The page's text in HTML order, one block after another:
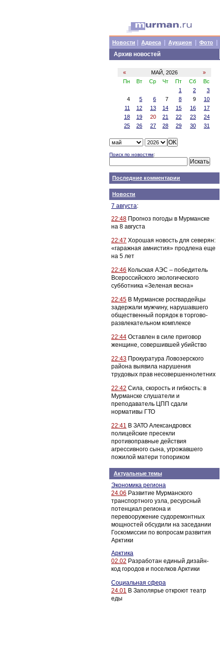
Новости Адреса Аукцион Фото
Архив новостей
« МАЙ, 2026
»
Пн
Вт Ср Чт Пт Сб
Вс
1
2
3
4
5 6 7 8 9
10
11
12 13 14 15 16
17
18
19 20 21 22 23
24
25
26 27 28 29 30 31
Поиск по новостям:
Последние комментарии
Новости
7 августа:
22:48 Прогноз погоды в Мурманске
на 8 августа
22:47 Хорошая новость для северян:
«гаражная амнистия» продлена еще
на 5 лет
22:46 Кольская АЭС – победитель
Всероссийского экологического
субботника «Зеленая весна»
22:45 В Мурманске росгвардейцы
задержали мужчину, нарушавшего
общественный порядок в торгово-
развлекательном комплексе
22:44 Оставлен в силе приговор
женщине, совершившей убийство
22:43 Прокуратура Ловозерского
района выявила нарушения
трудовых прав несовершеннолетних
22:42 Сила, скорость и гибкость: в
Мурманске слушатели и
преподаватель ЦПП сдали
нормативы ГТО
22:41 В ЗАТО Александровск
полицейские пресекли
противоправные действия
агрессивного сына, угрожавшего
пожилой матери топориком
Актуальные темы
Экономика региона
24.06 Развитие Мурманского
транспортного узла, ресурсный
потенциал региона и
перевооружение судоремонтных
мощностей обсудили на заседании
Госкомиссии по вопросам развития
Арктики
Арктика
02.02 Разработан единый дизайн-
код городов и поселков Арктики
Социальная сфера
24.01 В Заполярье откроют театр
еды